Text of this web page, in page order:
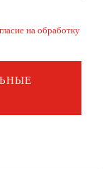
на обработку